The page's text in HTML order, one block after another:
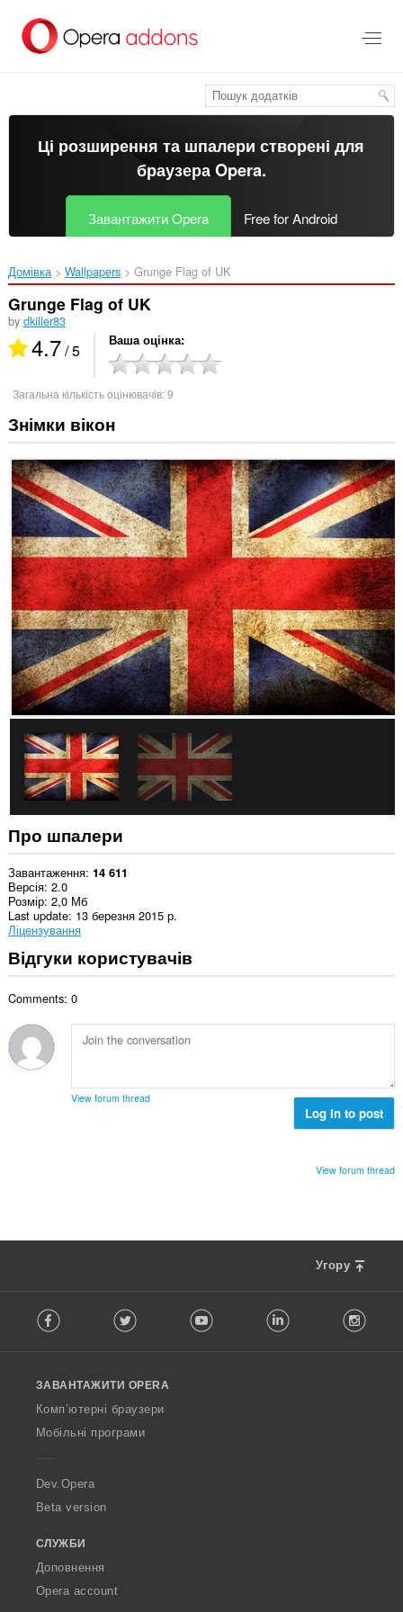
основного
Ці розширення та шпалери створені для
браузера Opera.
Завантажити Opera Free for Android
Домівка Wallpapers Grunge Flag of UK‎
Grunge Flag of UK
by dkiller83
4.7/ 5 Ваша оцінка
Загальна кількість оцінювачів:9
Знімки вікон
Про шпалери
Завантаження 14 611
Версія 2.0
Розмір 2,0 Мб
Last update 13 березня 2015 р.
Ліцензування
Відгуки користувачів
Comments: 0
View forum thread
Log in to post
View forum thread
Угору
o
w
O
p
a
Facebook Twitter Youtube LinkedIn
ЗАВАНТАЖИТИ OPERA
Комп’ютерні браузери
Мобільні програми
Dev.Opera
Beta version
СЛУЖБИ
Доповнення
Opera account